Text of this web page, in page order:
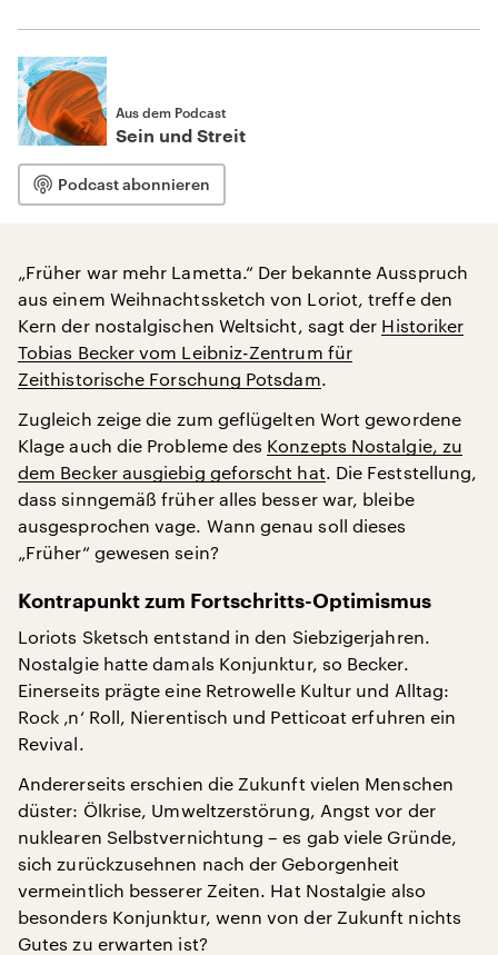
Aus dem Podcast
Sein und Streit
Podcast abonnieren
„Früher war mehr Lametta.“ Der bekannte Ausspruch
aus einem Weihnachtssketch von Loriot, treffe den
Kern der nostalgischen Weltsicht, sagt der Historiker
Tobias Becker vom Leibniz-Zentrum für
Zeithistorische Forschung Potsdam.
Zugleich zeige die zum geflügelten Wort gewordene
Klage auch die Probleme des Konzepts Nostalgie, zu
dem Becker ausgiebig geforscht hat. Die Feststellung,
dass sinngemäß früher alles besser war, bleibe
ausgesprochen vage. Wann genau soll dieses
„Früher“ gewesen sein?
Kontrapunkt zum Fortschritts-Optimismus
Loriots Sketsch entstand in den Siebzigerjahren.
Nostalgie hatte damals Konjunktur, so Becker.
Einerseits prägte eine Retrowelle Kultur und Alltag:
Rock ‚n‘ Roll, Nierentisch und Petticoat erfuhren ein
Revival.
Andererseits erschien die Zukunft vielen Menschen
düster: Ölkrise, Umweltzerstörung, Angst vor der
nuklearen Selbstvernichtung – es gab viele Gründe,
sich zurückzusehnen nach der Geborgenheit
vermeintlich besserer Zeiten. Hat Nostalgie also
besonders Konjunktur, wenn von der Zukunft nichts
Gutes zu erwarten ist?